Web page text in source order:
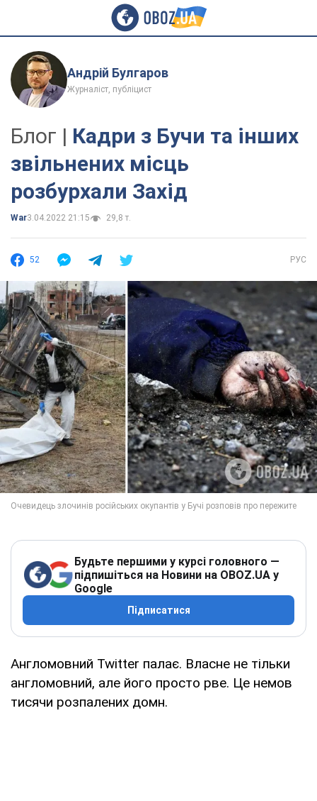
Андрій Булгаров
Журналіст, публіцист
Блог | Кадри з Бучи та інших
звільнених місць
розбурхали Захід
War3.04.2022 21:15 29,8 т.
52 РУС
Будьте першими у курсі головного —
підпишіться на Новини на OBOZ.UA у
Google
Підписатися
Англомовний Twitter палає. Власне не тільки
англомовний, але його просто рве. Це немов
тисячи розпалених домн.